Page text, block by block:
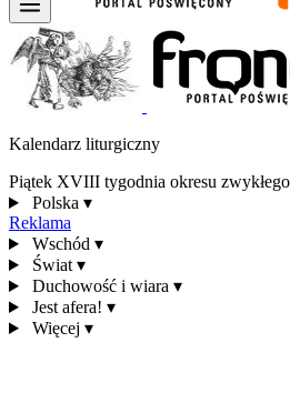
Kalendarz liturgiczny
Piątek XVIII tygodnia okresu zwykłego
Polska ▾
Reklama
Wschód ▾
Świat ▾
Duchowość i wiara ▾
Jest afera! ▾
Więcej ▾